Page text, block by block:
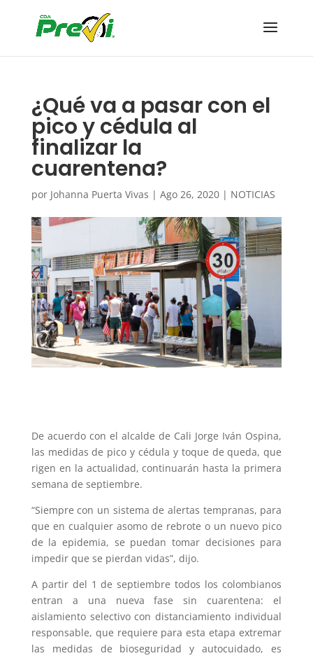
¿Qué va a pasar con el
pico y cédula al
finalizar la
cuarentena?
por Johanna Puerta Vivas | Ago 26, 2020| NOTICIAS
De acuerdo con el alcalde de Cali Jorge Iván Ospina,
las medidas de pico y cédula y toque de queda, que
rigen en la actualidad, continuarán hasta la primera
semana de septiembre.
“Siempre con un sistema de alertas tempranas, para
que en cualquier asomo de rebrote o un nuevo pico
de la epidemia, se puedan tomar decisiones para
impedir que se pierdan vidas”, dijo.
A partir del 1 de septiembre todos los colombianos
entran a una nueva fase sin cuarentena: el
aislamiento selectivo con distanciamiento individual
responsable, que requiere para esta etapa extremar
las medidas de bioseguridad y autocuidado, es